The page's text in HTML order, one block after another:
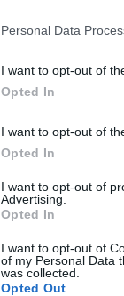
Personal Data
I want to opt-out of
Opted In
I want to opt-out of
Opted In
I want to opt-out of
Advertising.
Opted In
I want to opt-out of
of my Personal Data
was collected.
Opted Out